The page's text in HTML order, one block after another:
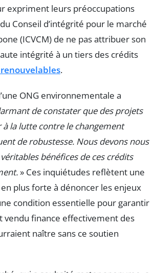
expriment leurs préoccupations
Conseil d’intégrité pour le marché
(ICVCM) de ne pas attribuer son
intégrité à un tiers des crédits
.
ONG environnementale a
de constater que des projets
la lutte contre le changement
de robustesse. Nous devons nous
bénéfices de ces crédits
» Ces inquiétudes reflètent une
plus forte à dénoncer les enjeux
condition essentielle pour garantir
vendu finance effectivement des
naître sans ce soutien